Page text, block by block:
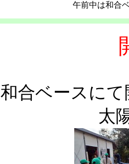
午前中は和合
和合ベースに
太